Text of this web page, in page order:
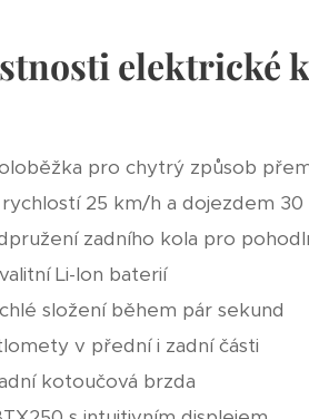
elektrické
pro chytrý způsob
rychlostí 25 km/h a dojezdem
zadního kola pro
Li-Ion baterií
složení během pár sekund
v přední i zadní části
kotoučová brzda